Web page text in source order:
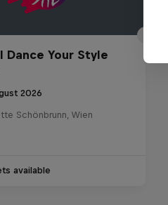
Dance Your Style
2026
Schönbrunn, Wien
available